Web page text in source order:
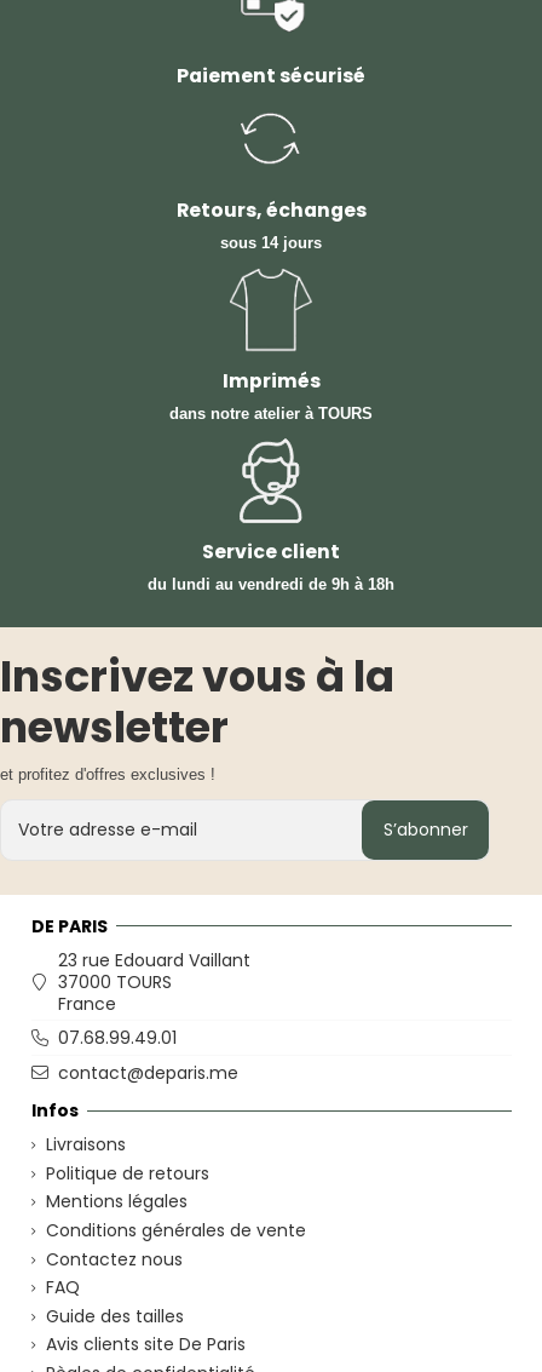
Paiement sécurisé
Retours, échanges
sous 14 jours
Imprimés
dans notre atelier à TOURS
Service client
du lundi au vendredi de 9h à 18h
Inscrivez vous à la
newsletter
et profitez d'offres exclusives !
S’abonner
Infos
Livraisons
Politique de retours
Mentions légales
Conditions générales de vente
Contactez nous
FAQ
Guide des tailles
Avis clients site De Paris
DE PARIS
23 rue Edouard Vaillant
37000 TOURS
France
07.68.99.49.01
contact@deparis.me